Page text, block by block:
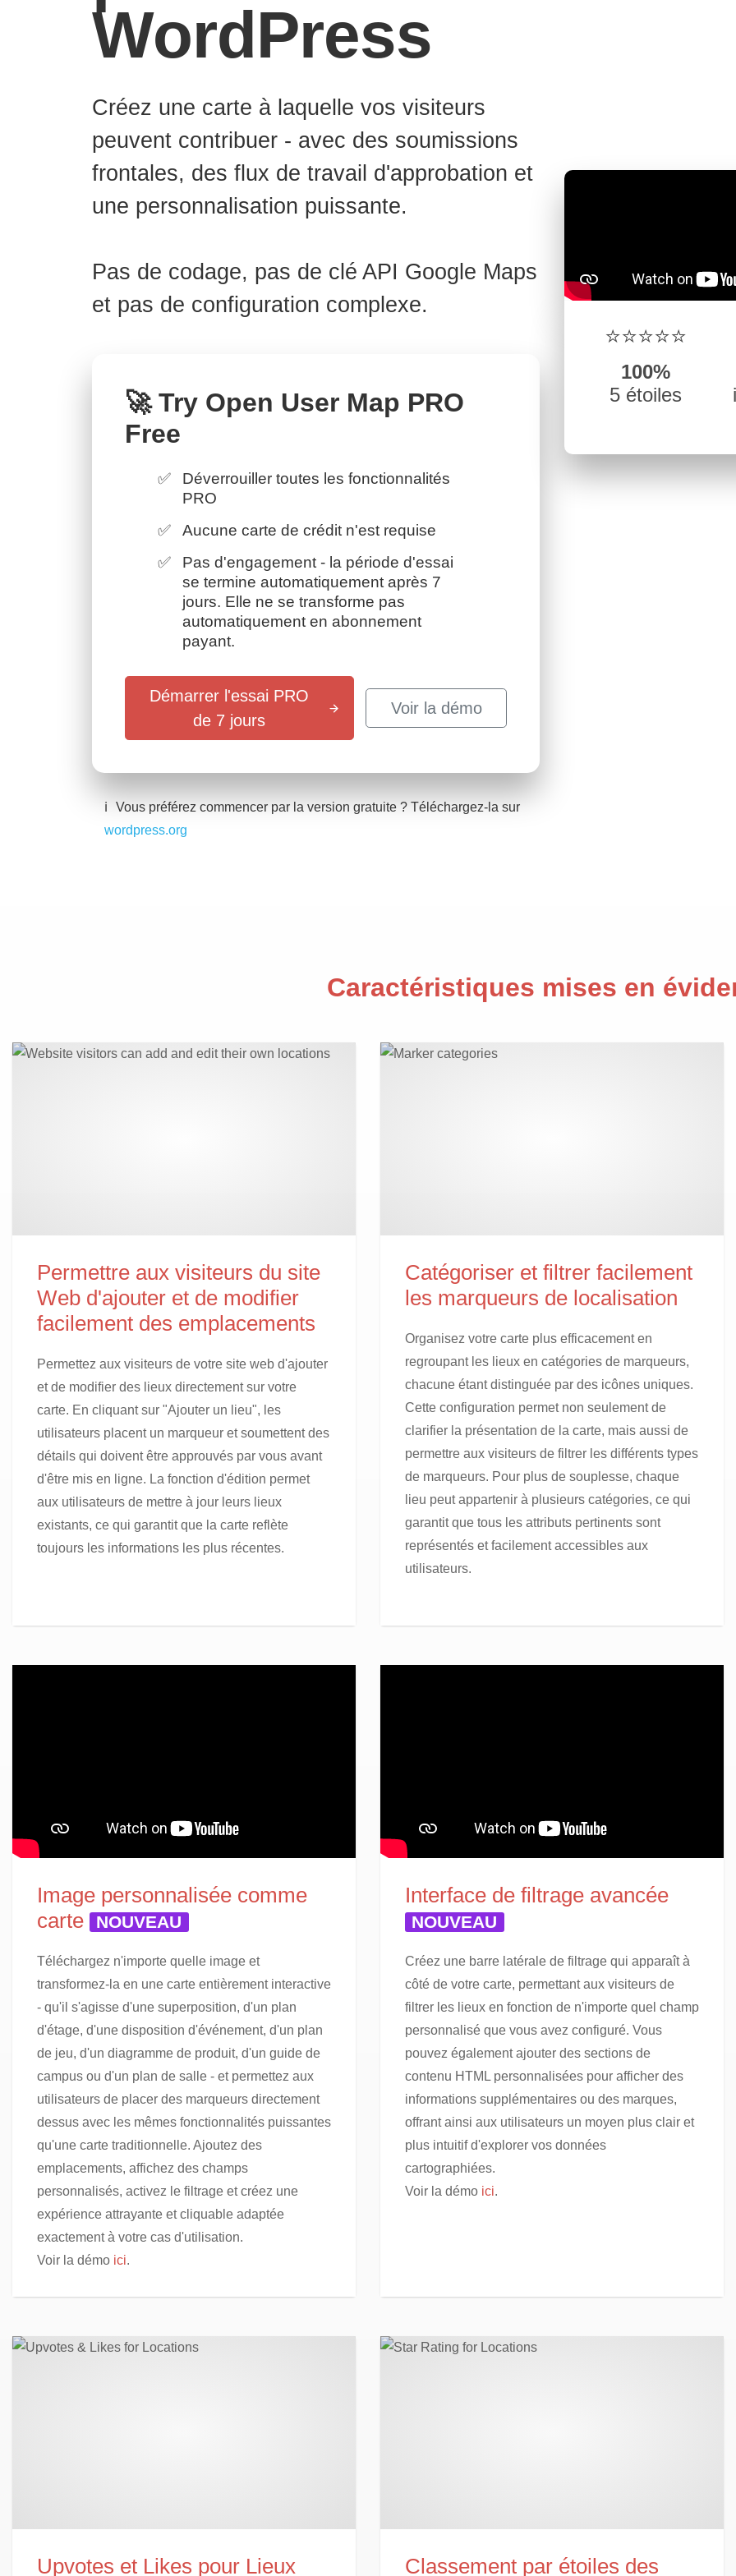
WordPress
Créez une carte à laquelle vos visiteurs
peuvent contribuer - avec des soumissions
frontales, des flux de travail d'approbation et
une personnalisation puissante.
Pas de codage, pas de clé API Google Maps
et pas de configuration complexe.
🚀 Try Open User Map PRO
Free
Déverrouiller toutes les fonctionnalités
PRO
Aucune carte de crédit n'est requise
Pas d'engagement - la période d'essai
se termine automatiquement après 7
jours. Elle ne se transforme pas
automatiquement en abonnement
payant.
Démarrer l'essai PRO
de 7 jours
Voir la démo
Vous préférez commencer par la version gratuite ? Téléchargez-la sur
wordpress.org
⭐⭐⭐⭐⭐
100%
5 étoiles
Caractéristiques mises en
Permettre aux visiteurs du site
Web d'ajouter et de modifier
facilement des emplacements
Permettez aux visiteurs de votre site web d'ajouter
et de modifier des lieux directement sur votre
carte. En cliquant sur "Ajouter un lieu", les
utilisateurs placent un marqueur et soumettent des
détails qui doivent être approuvés par vous avant
d'être mis en ligne. La fonction d'édition permet
aux utilisateurs de mettre à jour leurs lieux
existants, ce qui garantit que la carte reflète
toujours les informations les plus récentes.
Catégoriser et filtrer facilement
les marqueurs de localisation
Organisez votre carte plus efficacement en
regroupant les lieux en catégories de marqueurs,
chacune étant distinguée par des icônes uniques.
Cette configuration permet non seulement de
clarifier la présentation de la carte, mais aussi de
permettre aux visiteurs de filtrer les différents types
de marqueurs. Pour plus de souplesse, chaque
lieu peut appartenir à plusieurs catégories, ce qui
garantit que tous les attributs pertinents sont
représentés et facilement accessibles aux
utilisateurs.
Image personnalisée comme
carte
NOUVEAU
Téléchargez n'importe quelle image et
transformez-la en une carte entièrement interactive
- qu'il s'agisse d'une superposition, d'un plan
d'étage, d'une disposition d'événement, d'un plan
de jeu, d'un diagramme de produit, d'un guide de
campus ou d'un plan de salle - et permettez aux
utilisateurs de placer des marqueurs directement
dessus avec les mêmes fonctionnalités puissantes
qu'une carte traditionnelle. Ajoutez des
emplacements, affichez des champs
personnalisés, activez le filtrage et créez une
expérience attrayante et cliquable adaptée
exactement à votre cas d'utilisation.
Voir la démo ici.
Interface de filtrage avancée
NOUVEAU
Créez une barre latérale de filtrage qui apparaît à
côté de votre carte, permettant aux visiteurs de
filtrer les lieux en fonction de n'importe quel champ
personnalisé que vous avez configuré. Vous
pouvez également ajouter des sections de
contenu HTML personnalisées pour afficher des
informations supplémentaires ou des marques,
offrant ainsi aux utilisateurs un moyen plus clair et
plus intuitif d'explorer vos données
cartographiées.
Voir la démo ici.
Upvotes et Likes pour Lieux Classement par étoiles des